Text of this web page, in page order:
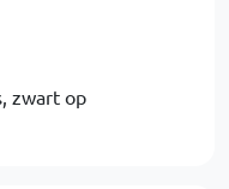
zwart op